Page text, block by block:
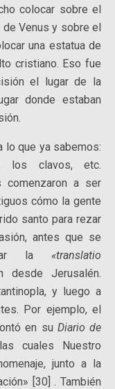
colocar sobre el
de Venus y sobre el
una estatua de
cristiano. Eso fue
el lugar de la
donde estaban
lo que ya sabemos:
los clavos, etc.
comenzaron a ser
cómo la gente
santo para rezar
antes que se
la «translatio
desde Jerusalén.
y luego a
Por ejemplo, el
en su Diario de
cuales Nuestro
junto a la
[30] . También